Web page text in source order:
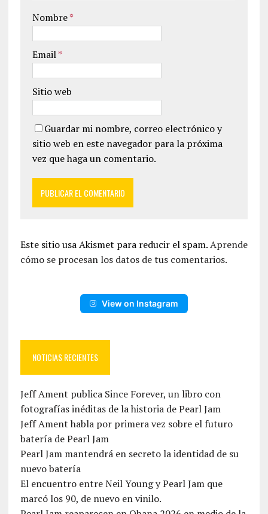
Nombre*
Email*
Sitio web
Guardar mi nombre, correo electrónico y
sitio web en este navegador para la próxima
vez que haga un comentario.
Este sitio usa Akismet para reducir el spam.Aprende
cómo se procesan los datos de tus comentarios.
View on Instagram
NOTICIAS RECIENTES
Jeff Ament publica Since Forever, un libro con
fotografías inéditas de la historia de Pearl Jam
Jeff Ament habla por primera vez sobre el futuro
batería de Pearl Jam
Pearl Jam mantendrá en secreto la identidad de su
nuevo batería
El encuentro entre Neil Young y Pearl Jam que
marcó los 90, de nuevo en vinilo.